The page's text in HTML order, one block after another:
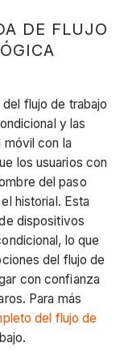
DE FLUJO
flujo de trabajo
y las
móvil con la
los usuarios con
del paso
historial. Esta
dispositivos
lo que
del flujo de
con confianza
Para más
del flujo de